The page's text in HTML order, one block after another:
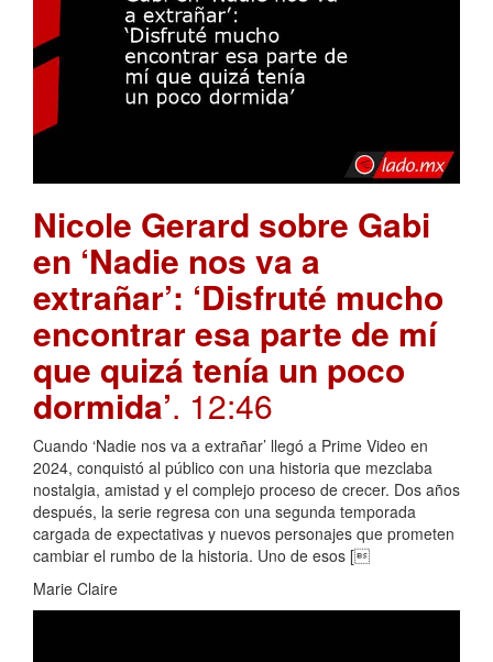
Nicole Gerard sobre Gabi
en ‘Nadie nos va a
extrañar’: ‘Disfruté mucho
encontrar esa parte de mí
que quizá tenía un poco
dormida’. 12:46
Cuando ‘Nadie nos va a extrañar’ llegó a Prime Video en
2024, conquistó al público con una historia que mezclaba
nostalgia, amistad y el complejo proceso de crecer. Dos años
después, la serie regresa con una segunda temporada
cargada de expectativas y nuevos personajes que prometen
cambiar el rumbo de la historia. Uno de esos [
Marie Claire